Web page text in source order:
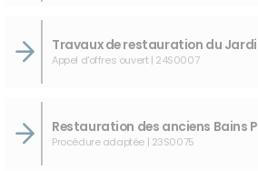
Appel d'offres ouvert | 24S0007
Procédure adaptée | 23S0075